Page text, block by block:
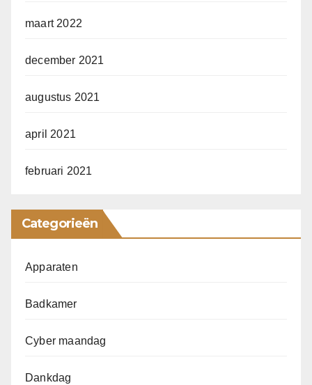
maart 2022
december 2021
augustus 2021
april 2021
februari 2021
Categorieën
Apparaten
Badkamer
Cyber maandag
Dankdag